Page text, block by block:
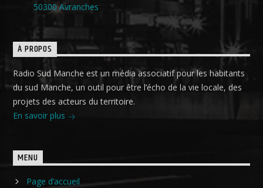
50300 Avranches
À PROPOS
Radio Sud Manche est un média associatif pour les habitants
du sud Manche, un outil pour être l’écho de la vie locale, des
projets des acteurs du territoire.
En savoir plus
MENU
Page d’accueil